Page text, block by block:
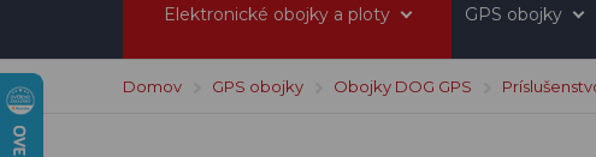
Elektronické obojky a ploty GPS obojky
Domov GPS obojky Obojky DOG GPS